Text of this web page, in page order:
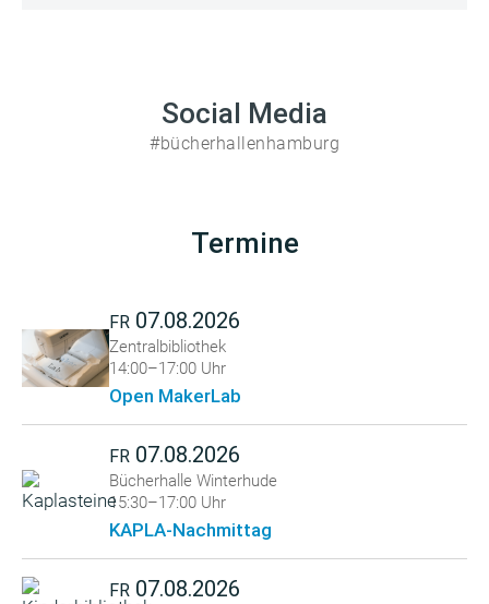
Social Media
#bücherhallenhamburg
Termine
FR 07.08.2026
Zentralbibliothek
14:00–17:00 Uhr
Open MakerLab
FR 07.08.2026
Bücherhalle Winterhude
15:30–17:00 Uhr
KAPLA-Nachmittag
FR 07.08.2026